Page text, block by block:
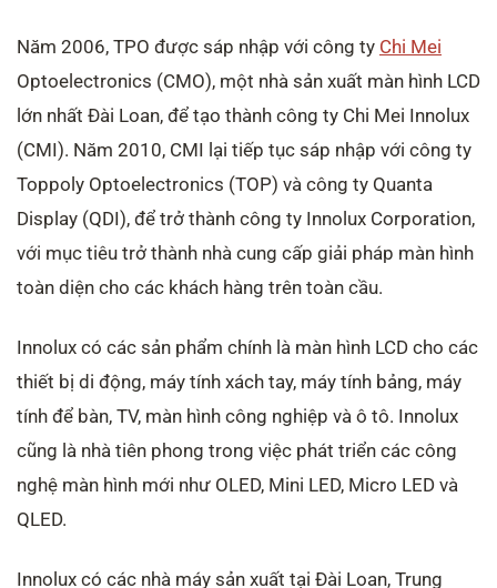
Năm 2006, TPO được sáp nhập với công ty Chi Mei
Optoelectronics (CMO), một nhà sản xuất màn hình LCD
lớn nhất Đài Loan, để tạo thành công ty Chi Mei Innolux
(CMI). Năm 2010, CMI lại tiếp tục sáp nhập với công ty
Toppoly Optoelectronics (TOP) và công ty Quanta
Display (QDI), để trở thành công ty Innolux Corporation,
với mục tiêu trở thành nhà cung cấp giải pháp màn hình
toàn diện cho các khách hàng trên toàn cầu.
Innolux có các sản phẩm chính là màn hình LCD cho các
thiết bị di động, máy tính xách tay, máy tính bảng, máy
tính để bàn, TV, màn hình công nghiệp và ô tô. Innolux
cũng là nhà tiên phong trong việc phát triển các công
nghệ màn hình mới như OLED, Mini LED, Micro LED và
QLED.
Innolux có các nhà máy sản xuất tại Đài Loan, Trung